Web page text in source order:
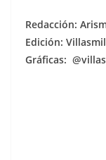
Redacción:
Edición:
Gráficas: